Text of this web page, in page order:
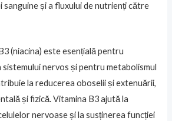
sanguine și a fluxului de nutrienți către
(niacina) este esențială pentru
nervos și pentru metabolismul
la reducerea oboselii și extenuării,
și fizică. Vitamina B3 ajută la
nervoase și la susținerea funcției